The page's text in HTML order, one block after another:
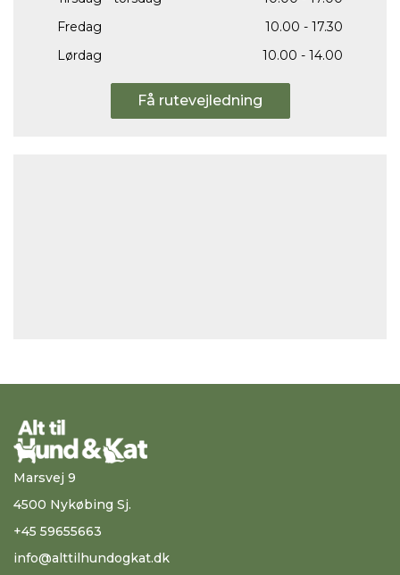
Fredag
10.00 - 17.30
Lørdag
10.00 - 14.00
Få rutevejledning
Marsvej 9
4500 Nykøbing Sj.
+45 59655663
info@alttilhundogkat.dk